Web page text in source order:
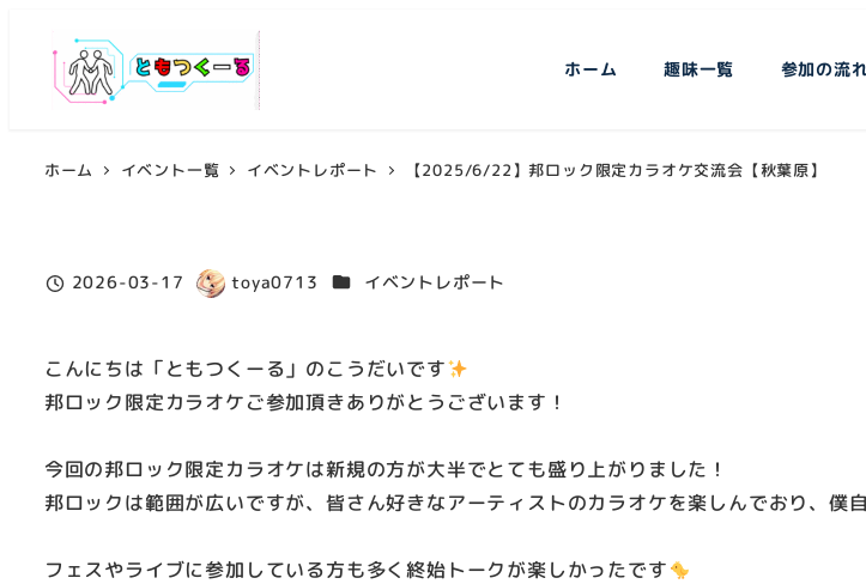
ホーム 趣味一覧 参加の流
ホーム イベント一覧 イベントレポート 【2025/6/22】邦ロック限定カラオケ交流会【秋葉原】
投稿日
2026-03-17
著
toya0713 カテゴリー
イベントレポート
こんにちは「ともつくーる」のこうだいです
邦ロック限定カラオケご参加頂きありがとうございます！
今回の邦ロック限定カラオケは新規の方が大半でとても盛り上がりました！
邦ロックは範囲が広いですが、皆さん好きなアーティストのカラオケを楽しんでおり、
フェスやライブに参加している方も多く終始トークが楽しかったです